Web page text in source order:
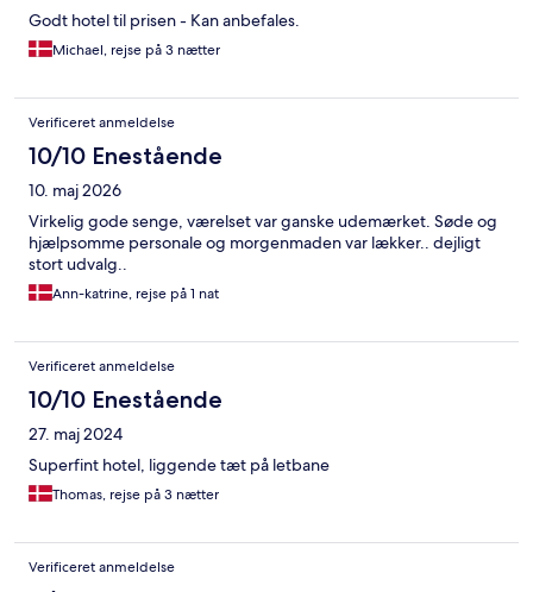
Godt hotel til prisen - Kan anbefales.
Michael, rejse på 3 nætter
Verificeret anmeldelse
10/10 Enestående
10. maj 2026
Virkelig gode senge, værelset var ganske udemærket. Søde og
hjælpsomme personale og morgenmaden var lækker.. dejligt
stort udvalg..
Ann-katrine, rejse på 1 nat
Verificeret anmeldelse
10/10 Enestående
27. maj 2024
Superfint hotel, liggende tæt på letbane
Thomas, rejse på 3 nætter
Verificeret anmeldelse